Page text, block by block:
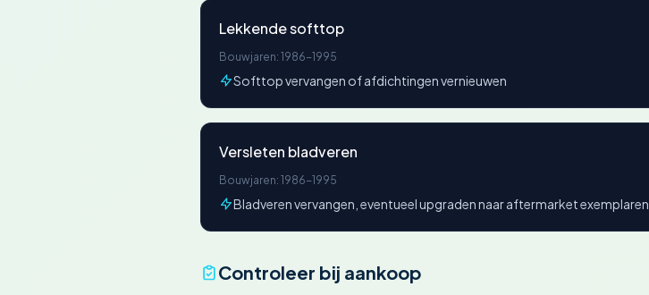
Lekkende softtop
Bouwjaren: 1986-1995
Softtop vervangen of afdichtingen vernieuwen
Versleten bladveren
Bouwjaren: 1986-1995
Bladveren vervangen, eventueel upgraden naar aftermarket exemplaren
Controleer bij aankoop